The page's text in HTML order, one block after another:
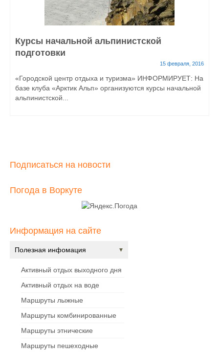
Курсы начальной альпинистской
подготовки
15 февраля, 2016
«Городской центр отдыха и туризма» ИНФОРМИРУЕТ: На
базе клуба «Арктик Альп» организуются курсы начальной
альпинистской...
Подписаться на новости
Погода в Воркуте
Информация на сайте
Полезная инфомация
Активный отдых выходного дня
Активный отдых на воде
Маршруты лыжные
Маршруты комбинированные
Маршруты этнические
Маршруты пешеходные